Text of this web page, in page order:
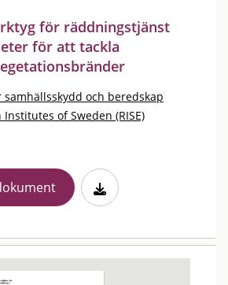
för räddningstjänst
för att tackla
och beredskap
Institutes of Sweden (RISE)